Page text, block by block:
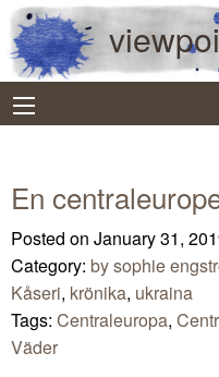
En
Posted on January 31,
Category: by sophie
Kåseri, krönika, ukraina
Tags: Centraleuropa,
Väder